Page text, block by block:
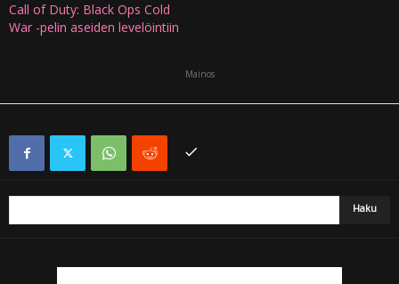
Call of Duty: Black Ops Cold
War -pelin aseiden levelöintiin
Mainos